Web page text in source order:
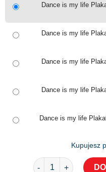
Dance is my life
Dance is my life
Dance is my life
Dance is my life
Dance is my life
Kupujesz
ilość Dance is my